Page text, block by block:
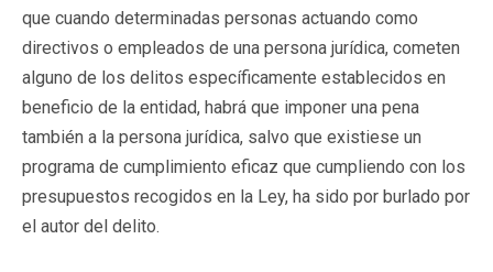
que cuando determinadas personas actuando como
directivos o empleados de una persona jurídica, cometen
alguno de los delitos específicamente establecidos en
beneficio de la entidad, habrá que imponer una pena
también a la persona jurídica, salvo que existiese un
programa de cumplimiento eficaz que cumpliendo con los
presupuestos recogidos en la Ley, ha sido por burlado por
el autor del delito.